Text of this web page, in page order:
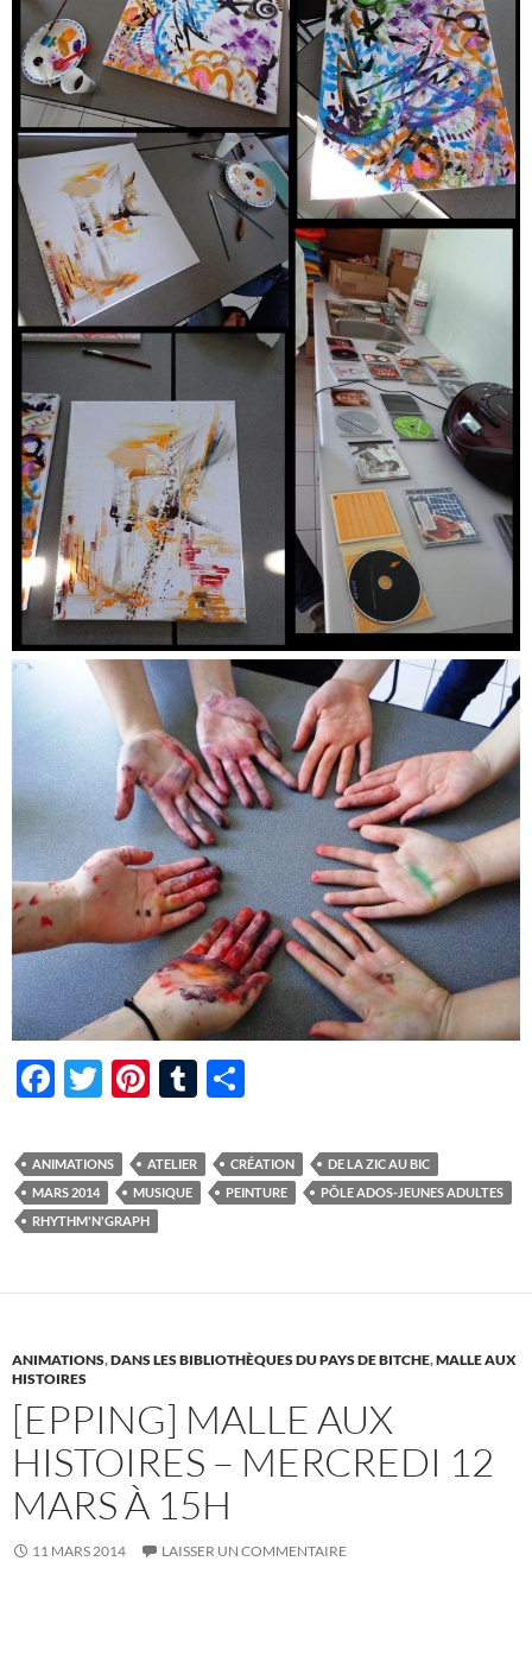
F
e
b
o
k
T
itt
er
Pi
er
es
t
T
m
bl
ta
g
ANIMATIONS ATELIER CRÉATION
DE LA ZIC AU BIC
MARS 2014
MUSIQUE PEINTURE
PÔLE ADOS-JEUNES ADULTES
RHYTHM'N'GRAPH
ANIMATIONS,DANS LES BIBLIOTHÈQUES DU PAYS DE BITCHE,MALLE AUX
HISTOIRES
[EPPING] MALLE AUX
HISTOIRES – MERCREDI 12
MARS À 15H
11 MARS 2014 LAISSER UN COMMENTAIRE